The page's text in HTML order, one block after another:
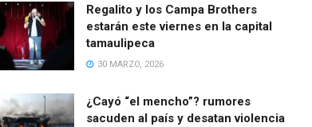
Regalito y los Campa Brothers
estarán este viernes en la capital
tamaulipeca
30 MARZO, 2026
¿Cayó “el mencho”? rumores
sacuden al país y desatan violencia